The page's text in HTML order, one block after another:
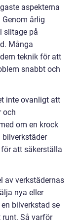
aspekterna
årlig
slitage på
Många
teknik för att
snabbt och
inte ovanligt att
och
om en krock
bilverkstäder
att säkerställa
av verkstädernas
nya eller
bilverkstad se
Så varför